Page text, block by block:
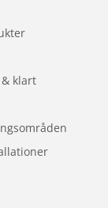
klart